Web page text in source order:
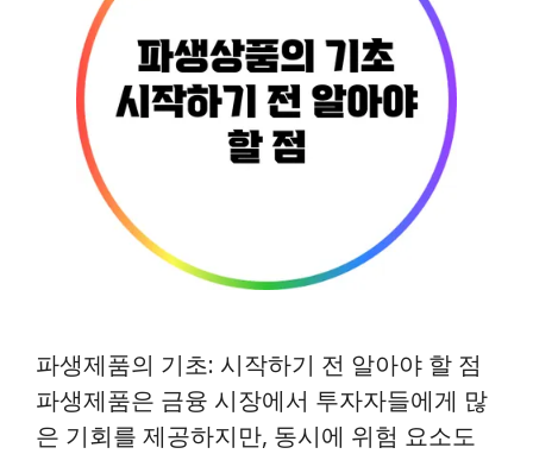
파생제품의 기초: 시작하기 전 알아야 할 점
파생제품은 금융 시장에서 투자자들에게 많
은 기회를 제공하지만, 동시에 위험 요소도